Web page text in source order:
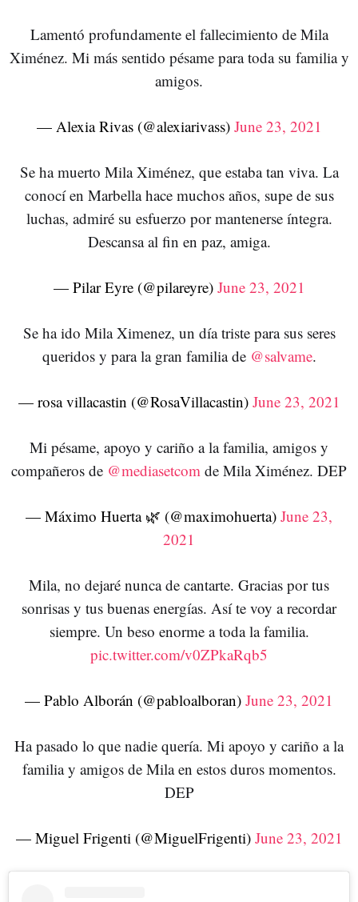
Lamentó profundamente el fallecimiento de Mila
Ximénez. Mi más sentido pésame para toda su familia y
amigos.
— Alexia Rivas (@alexiarivass) June 23, 2021
Se ha muerto Mila Ximénez, que estaba tan viva. La
conocí en Marbella hace muchos años, supe de sus
luchas, admiré su esfuerzo por mantenerse íntegra.
Descansa al fin en paz, amiga.
— Pilar Eyre (@pilareyre) June 23, 2021
Se ha ido Mila Ximenez, un día triste para sus seres
queridos y para la gran familia de @salvame.
— rosa villacastin (@RosaVillacastin) June 23, 2021
Mi pésame, apoyo y cariño a la familia, amigos y
compañeros de @mediasetcom de Mila Ximénez. DEP
— Máximo Huerta 🌿 (@maximohuerta) June 23,
2021
Mila, no dejaré nunca de cantarte. Gracias por tus
sonrisas y tus buenas energías. Así te voy a recordar
siempre. Un beso enorme a toda la familia.
pic.twitter.com/v0ZPkaRqb5
— Pablo Alborán (@pabloalboran) June 23, 2021
Ha pasado lo que nadie quería. Mi apoyo y cariño a la
familia y amigos de Mila en estos duros momentos.
DEP
— Miguel Frigenti (@MiguelFrigenti) June 23, 2021